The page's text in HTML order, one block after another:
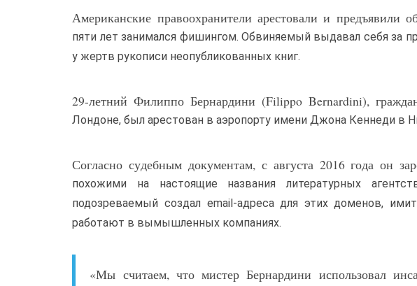
Американские правоохранители арестовали и предъявили
пяти лет занимался фишингом. Обвиняемый выдавал себя за
у жертв рукописи неопубликованных книг.
29-летний Филиппо Бернардини (Filippo Bernardini),
Лондоне, был арестован в аэропорту имени Джона Кеннеди в
Согласно судебным документам, с августа 2016 года он
похожими на настоящие названия литературных
подозреваемый создал email-адреса для этих доменов,
работают в вымышленных компаниях.
«Мы считаем, что мистер Бернардини использовал